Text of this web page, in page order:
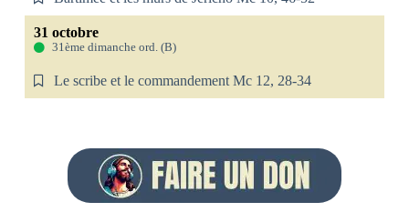
31 octobre
31ème dimanche ord. (B)
Le scribe et le commandement Mc 12, 28-34